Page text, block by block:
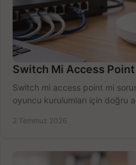
Switch Mi Access Point
Switch mi access point mi
oyuncu kurulumları için doğru
2 Temmuz 2026